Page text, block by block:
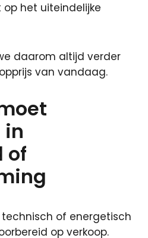
het uiteindelijke
daarom altijd verder
van vandaag.
in
of
of energetisch
op verkoop.